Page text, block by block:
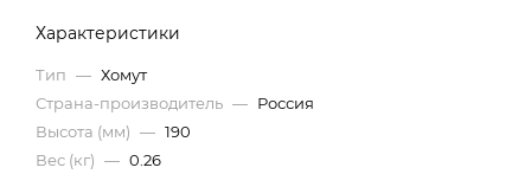
Характеристики
Тип — Хомут
Страна-производитель — Россия
Высота (мм) — 190
Вес (кг) — 0.26